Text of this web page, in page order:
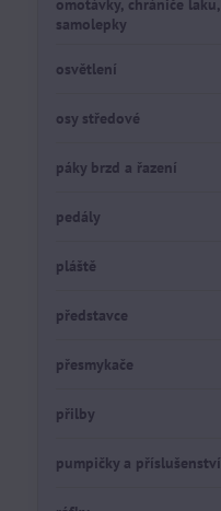
omotávky, chrániče laku,
samolepky
osvětlení
osy středové
páky brzd a řazení
pedály
pláště
představce
přesmykače
přilby
pumpičky a příslušenství